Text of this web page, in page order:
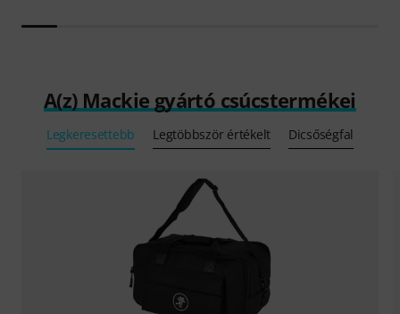
A(z) Mackie gyártó csúcstermékei
Legkeresettebb Legtöbbször értékelt Dicsőségfal